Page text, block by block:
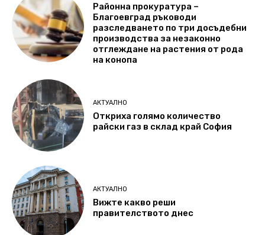
Районна прокуратура –
Благоевград ръководи
разследването по три досъдебни
производства за незаконно
отглеждане на растения от рода
на конопа
АКТУАЛНО
Откриха голямо количество
райски газ в склад край София
АКТУАЛНО
Вижте какво реши
правителството днес